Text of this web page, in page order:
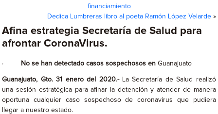
financiamiento
Dedica Lumbreras libro al poeta Ramón López Velarde»
Afina estrategia Secretaría de Salud para
afrontar CoronaVirus.
· No se han detectado casos sospechosos enGuanajuato
Guanajuato, Gto. 31 enero del 2020.-La Secretaría de Salud realizó
una sesión estratégica para afinar la detención y atender de manera
oportuna cualquier caso sospechoso de coronavirus que pudiera
llegar a nuestro estado.